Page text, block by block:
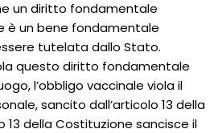
un diritto fondamentale
è un bene fondamentale
tutelata dallo Stato.
questo diritto fondamentale
l’obbligo vaccinale viola il
sancito dall’articolo 13 della
13 della Costituzione sancisce il